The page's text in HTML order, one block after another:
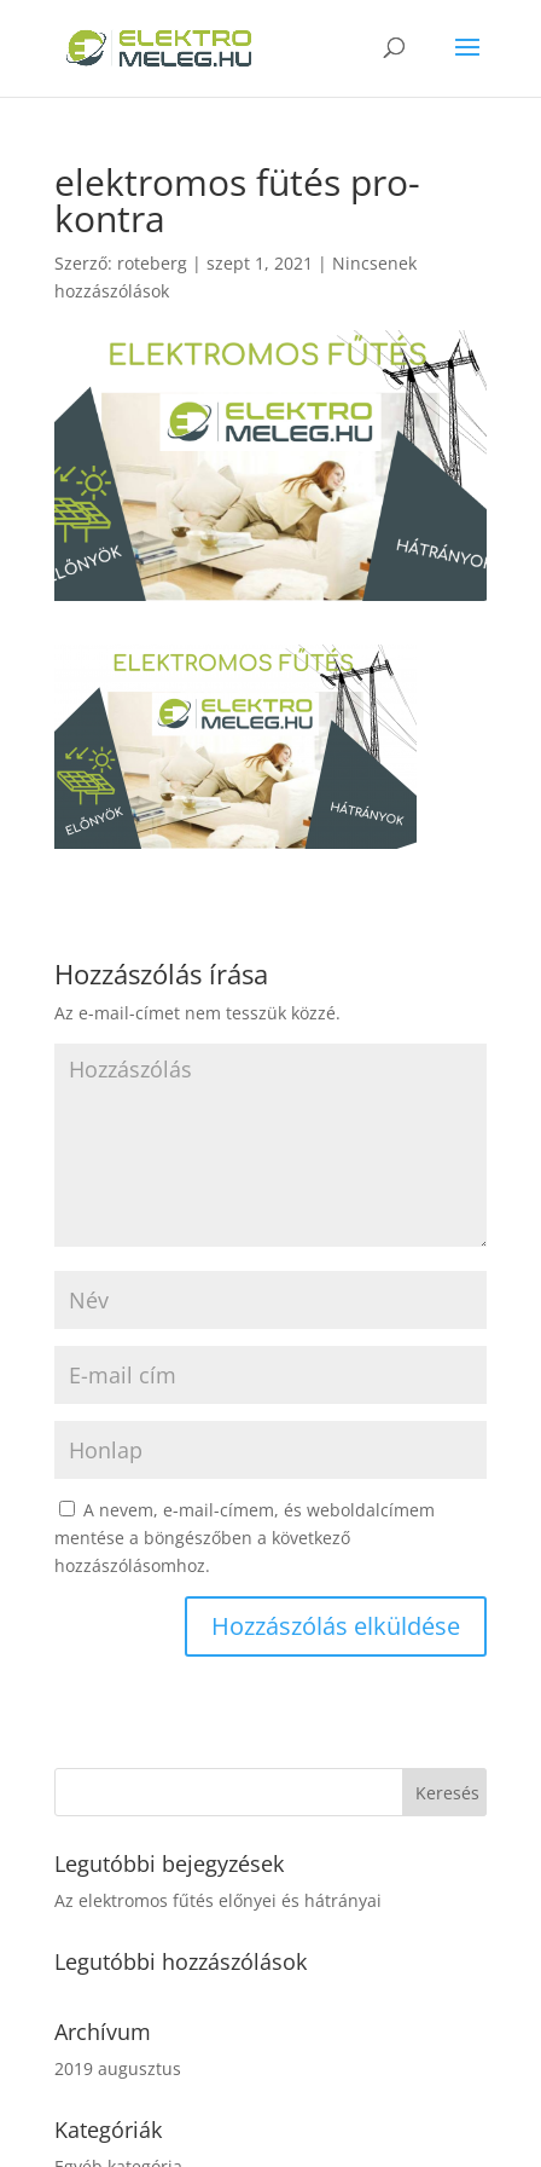
elektromos fütés pro-
kontra
Szerző: roteberg| szept 1, 2021 | Nincsenek
hozzászólások
Hozzászólás írása
Az e-mail-címet nem tesszük közzé.
A nevem, e-mail-címem, és weboldalcímem
mentése a böngészőben a következő
hozzászólásomhoz.
Legutóbbi bejegyzések
Az elektromos fűtés előnyei és hátrányai
Legutóbbi hozzászólások
Archívum
2019 augusztus
Kategóriák